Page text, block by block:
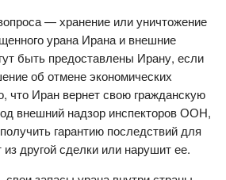
— хранение или уничтожение
урана Ирана и внешние
быть предоставлены Ирану, если
об отмене экономических
что Иран вернет свою гражданскую
внешний надзор инспекторов ООН,
гарантию последствий для
другой сделки или нарушит ее.